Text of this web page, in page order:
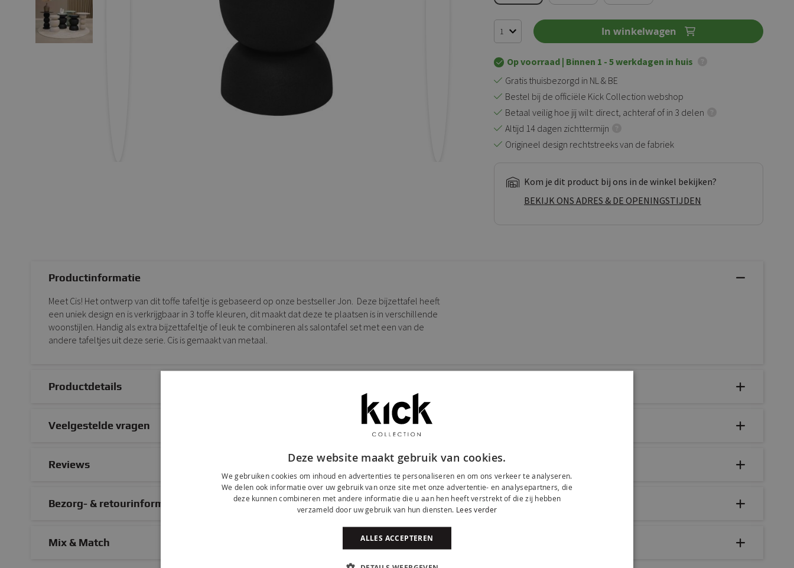
In winkelwagen
Op voorraad | Binnen 1 - 5 werkdagen in huis
Gratis thuisbezorgd in NL & BE
Bestel bij de officiële Kick Collection webshop
Betaal veilig hoe jij wilt: direct, achteraf of in 3 delen
Altijd 14 dagen zichttermijn
Origineel design rechtstreeks van de fabriek
Kom je dit product bij ons in de winkel bekijken?
BEKIJK ONS ADRES & DE OPENINGSTIJDEN
Productinformatie
Meet Cis! Het ontwerp van dit toffe tafeltje is gebaseerd op onze bestseller Jon. Deze bijzettafel heeft
een uniek design en is verkrijgbaar in 3 toffe kleuren, dit maakt dat deze te plaatsen is in verschillende
woonstijlen. Handig als extra bijzettafeltje of leuk te combineren als salontafel set met een van de
andere tafeltjes uit deze serie. Cis is gemaakt van metaal.
Productdetails
Veelgestelde vragen
Reviews
Bezorg- & retourinformatie
Mix & Match
Deze website maakt gebruik van cookies.
We gebruiken cookies om inhoud en advertenties te personaliseren en om ons verkeer te analyseren.
We delen ook informatie over uw gebruik van onze site met onze advertentie- en analysepartners, die
deze kunnen combineren met andere informatie die u aan hen heeft verstrekt of die zij hebben
verzameld door uw gebruik van hun diensten. Lees verder
ALLES ACCEPTEREN